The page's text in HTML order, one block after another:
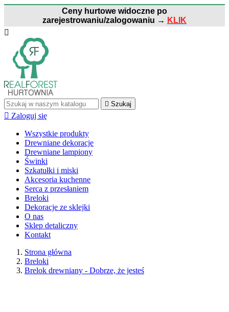
Ceny hurtowe widoczne po
zarejestrowaniu/zalogowaniu → KLIK

 Szukaj
 Zaloguj się
Wszystkie produkty
Drewniane dekoracje
Drewniane lampiony
Świnki
Szkatułki i miski
Akcesoria kuchenne
Serca z przesłaniem
Breloki
Dekoracje ze sklejki
O nas
Sklep detaliczny
Kontakt
Strona główna
Breloki
Brelok drewniany - Dobrze, że jesteś